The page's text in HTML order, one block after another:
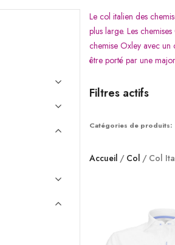
Le col italien des
plus large. Les
chemise Oxley avec un
être porté par une
Filtres actifs
Catégories de produits:
Accueil Col Col